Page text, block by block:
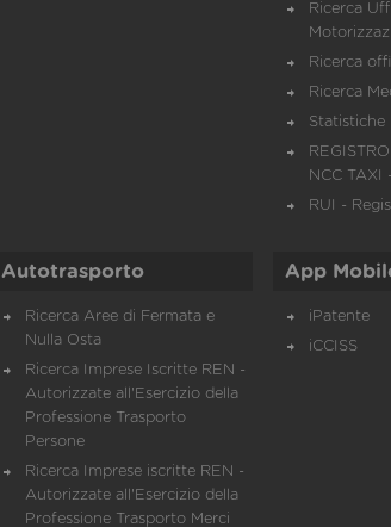
Ricerca
Ricerca
Ricerca
Statistiche
NCC TAXI
RUI -
Autotrasporto
Ricerca Aree di Fermata e
Nulla Osta
Ricerca Imprese Iscritte REN -
Autorizzate all'Esercizio della
Professione Trasporto
Persone
Ricerca Imprese iscritte REN -
Autorizzate all'Esercizio della
Professione Trasporto Merci
App
iPatente
iCCISS